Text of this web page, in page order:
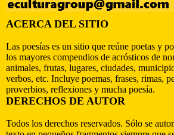
ACERCA DEL SITIO
Las poesías es un sitio que reúne poetas y
los mayores compendios de acrósticos de
animales, frutas, lugares, ciudades,
verbos, etc. Incluye poemas, frases, rimas,
proverbios, reflexiones y mucha poesía.
DERECHOS DE AUTOR
Todos los derechos reservados. Sólo se